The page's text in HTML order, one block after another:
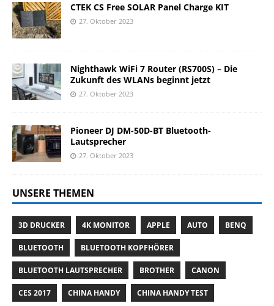
CTEK CS Free SOLAR Panel Charge KIT
27. Oktober 2023
Nighthawk WiFi 7 Router (RS700S) – Die
Zukunft des WLANs beginnt jetzt
27. Oktober 2023
Pioneer DJ DM-50D-BT Bluetooth-
Lautsprecher
27. Oktober 2023
UNSERE THEMEN
3D DRUCKER 4K MONITOR APPLE AUTO BENQ
BLUETOOTH BLUETOOTH KOPFHÖRER
BLUETOOTH LAUTSPRECHER BROTHER CANON
CES 2017 CHINA HANDY CHINA HANDY TEST